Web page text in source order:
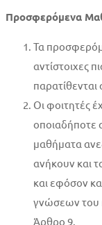
Προσφερόμενα
Τα
αντίστοιχες
Οι φοιτητές
οποιαδήποτε
μαθήματα
ανήκουν και
και εφόσον
γνώσεων του
Άρθρο 9.